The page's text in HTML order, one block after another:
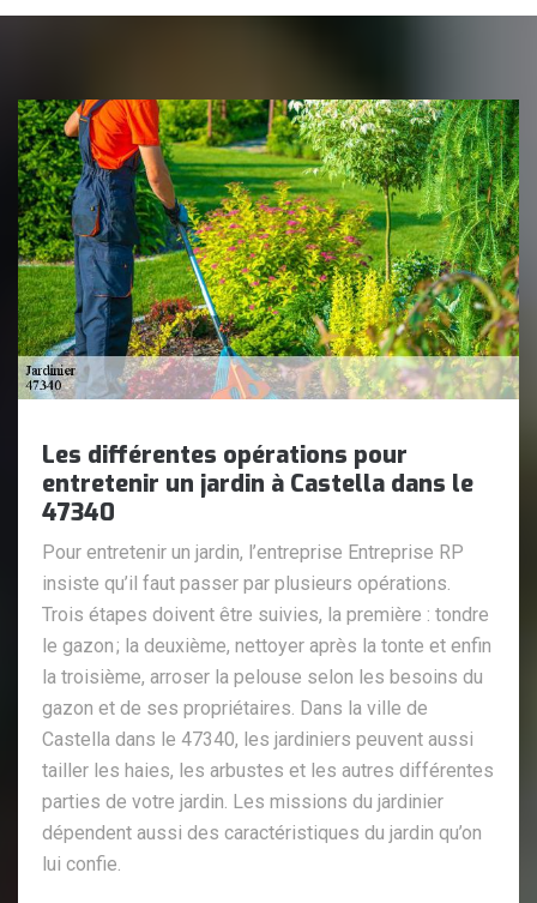
Les différentes opérations pour
entretenir un jardin à Castella dans le
47340
Pour entretenir un jardin, l’entreprise Entreprise RP
insiste qu’il faut passer par plusieurs opérations.
Trois étapes doivent être suivies, la première : tondre
le gazon ; la deuxième, nettoyer après la tonte et enfin
la troisième, arroser la pelouse selon les besoins du
gazon et de ses propriétaires. Dans la ville de
Castella dans le 47340, les jardiniers peuvent aussi
tailler les haies, les arbustes et les autres différentes
parties de votre jardin. Les missions du jardinier
dépendent aussi des caractéristiques du jardin qu’on
lui confie.